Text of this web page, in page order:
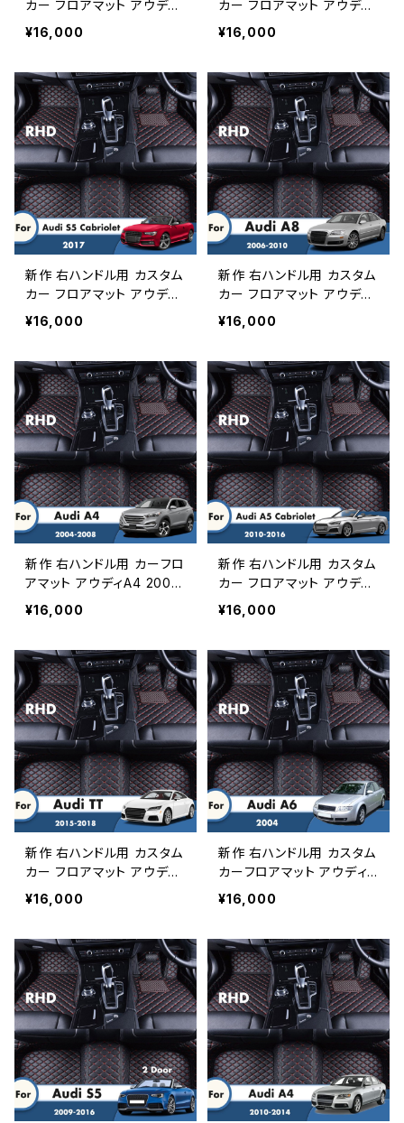
カー フロアマット アウディ
S5 4ドア 2017 オートスタ
イリングインテリアアクセサ
防水装飾ラグ
¥16,000
カー フロアマット アウディ
TT 2014 2013 2012 2011
2010 2009 2008 2シータ
サリーフットパッドペダルラ
グ
¥16,000
新作 右ハンドル用 カスタム
カー フロアマット アウディ
S5 カブリオレ 2017 カース
タイリングインテリアアクセ
トおよびリアラグ
¥16,000
新作 右ハンドル用 カスタム
カー フロアマット アウディ
A8 2010 2009 2008 200
7 2006 カーアクセサリー
タイリングデコレーションカ
バー
¥16,000
新作 右ハンドル用 カーフロ
アマット アウディA4 2008
2007 2006 2005 2004
カーカーペットレザーラグカ
動車インテリアカバー
¥16,000
新作 右ハンドル用 カスタム
カー フロアマット アウディ
A5 カブリオレ 2016 2015
2014 2013 2012 2011 201
トカーアクセサリーラグ
¥16,000
新作 右ハンドル用 カスタム
カー フロアマット アウディ
TT 2018 2017 2016 2015
カーインテリアアクセサリー
フロント＆リアフットパッド
¥16,000
新作 右ハンドル用 カスタム
カーフロアマット アウディA
6 2004 カーアクセサリー
インテリアデコレーションカ
ザーフロントカバーとリアカ
バー
¥16,000